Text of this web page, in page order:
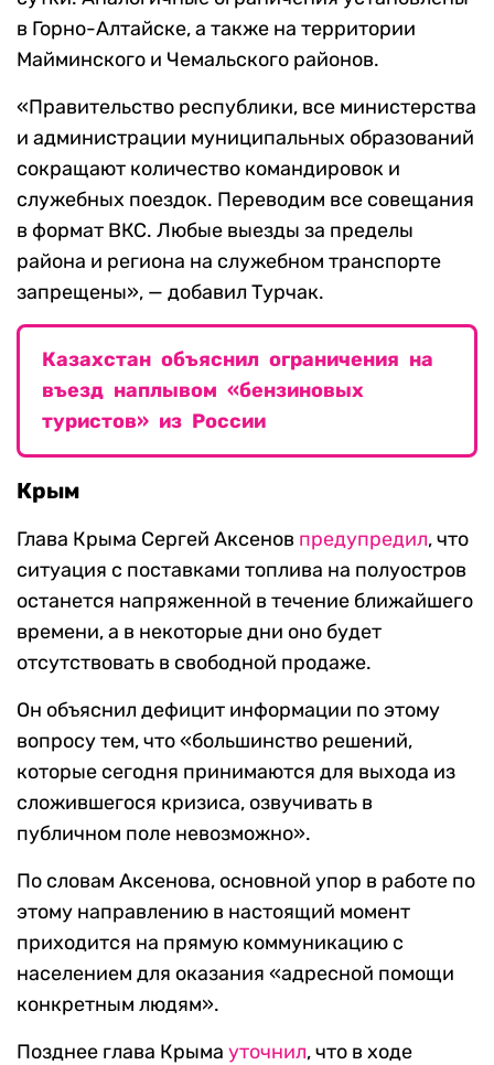
в Горно-Алтайске, а также на территории
Майминского и Чемальского районов.
«Правительство республики, все министерства
и администрации муниципальных образований
сокращают количество командировок и
служебных поездок. Переводим все совещания
в формат ВКС. Любые выезды за пределы
района и региона на служебном транспорте
запрещены», — добавил Турчак.
Казахстан объяснил ограничения на
въезд наплывом «бензиновых
туристов» из России
Крым
Глава Крыма Сергей Аксенов предупредил, что
ситуация с поставками топлива на полуостров
останется напряженной в течение ближайшего
времени, а в некоторые дни оно будет
отсутствовать в свободной продаже.
Он объяснил дефицит информации по этому
вопросу тем, что «большинство решений,
которые сегодня принимаются для выхода из
сложившегося кризиса, озвучивать в
публичном поле невозможно».
По словам Аксенова, основной упор в работе по
этому направлению в настоящий момент
приходится на прямую коммуникацию с
населением для оказания «адресной помощи
конкретным людям».
Позднее глава Крыма уточнил, что в ходе